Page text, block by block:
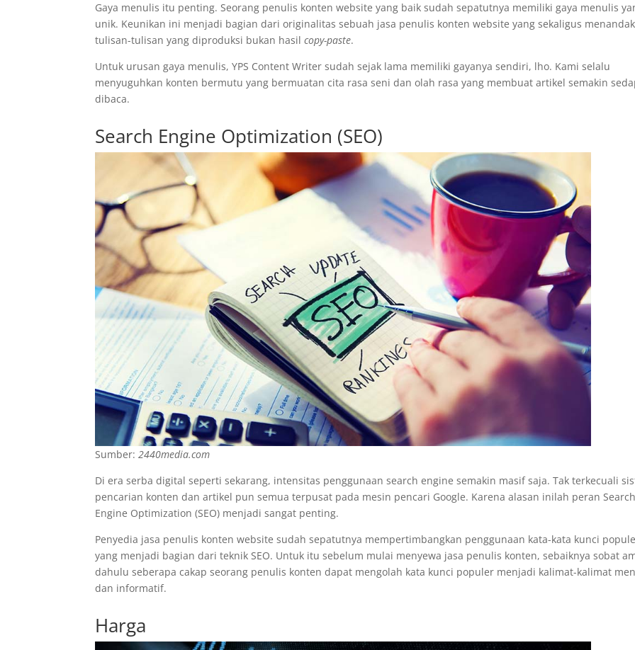
Gaya menulis itu penting. Seorang penulis konten website yang baik sudah sepatutnya memiliki gaya menulis
unik. Keunikan ini menjadi bagian dari originalitas sebuah jasa penulis konten website yang sekaligus
tulisan-tulisan yang diproduksi bukan hasilcopy-paste.
Untuk urusan gaya menulis, YPS Content Writer sudah sejak lama memiliki gayanya sendiri, lho. Kami selalu
menyuguhkan konten bermutu yang bermuatan cita rasa seni dan olah rasa yang membuat artikel semakin
dibaca.
Search Engine Optimization (SEO)
Sumber:2440media.com
Di era serba digital seperti sekarang, intensitas penggunaan search engine semakin masif saja. Tak terkecuali
pencarian konten dan artikel pun semua terpusat pada mesin pencari Google. Karena alasan inilah peran
Engine Optimization (SEO) menjadi sangat penting.
Penyedia jasa penulis konten website sudah sepatutnya mempertimbangkan penggunaan kata-kata kunci
yang menjadi bagian dari teknik SEO. Untuk itu sebelum mulai menyewa jasa penulis konten, sebaiknya sobat
dahulu seberapa cakap seorang penulis konten dapat mengolah kata kunci populer menjadi kalimat-kalimat
dan informatif.
Harga